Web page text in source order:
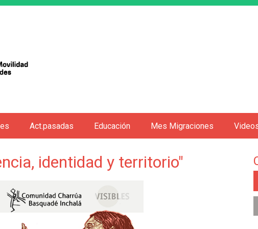
identidad y territorio"
Act.pasadas Educación Mes Migraciones